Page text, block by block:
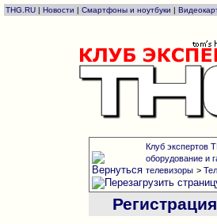
THG.RU | Новости | Смартфоны и ноутбуки |
Клуб экспертов
оборудование и
телевизоры >
Регистрация